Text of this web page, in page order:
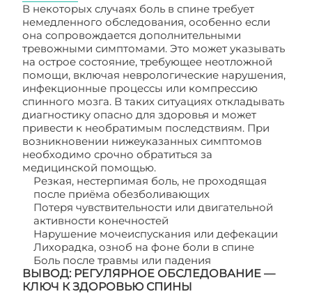
В некоторых случаях боль в спине требует
немедленного обследования, особенно если
она сопровождается дополнительными
тревожными симптомами. Это может указывать
на острое состояние, требующее неотложной
помощи, включая неврологические нарушения,
инфекционные процессы или компрессию
спинного мозга. В таких ситуациях откладывать
диагностику опасно для здоровья и может
привести к необратимым последствиям. При
возникновении нижеуказанных симптомов
необходимо срочно обратиться за
медицинской помощью.
Резкая, нестерпимая боль, не проходящая
после приёма обезболивающих
Потеря чувствительности или двигательной
активности конечностей
Нарушение мочеиспускания или дефекации
Лихорадка, озноб на фоне боли в спине
Боль после травмы или падения
ВЫВОД: РЕГУЛЯРНОЕ ОБСЛЕДОВАНИЕ —
КЛЮЧ К ЗДОРОВЬЮ СПИНЫ